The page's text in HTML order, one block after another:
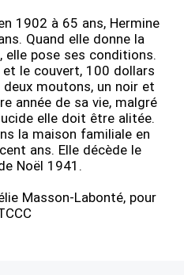
1902 à 65 ans, Hermine
Quand elle donne la
pose ses conditions.
le couvert, 100 dollars
moutons, un noir et
année de sa vie, malgré
elle doit être alitée.
la maison familiale en
ans. Elle décède le
Noël 1941.
Masson-Labonté, pour